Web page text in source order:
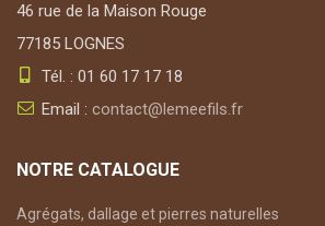
46 rue de la Maison Rouge
77185 LOGNES
Tél. : 01 60 17 17 18
Email : contact@lemeefils.fr
NOTRE CATALOGUE
Agrégats, dallage et pierres naturelles